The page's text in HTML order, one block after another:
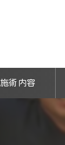
施術内容